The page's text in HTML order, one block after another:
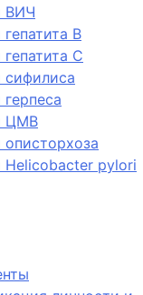
ВИЧ
B
C
сифилиса
ЦМВ
описторхоза
Helicobacter pylori